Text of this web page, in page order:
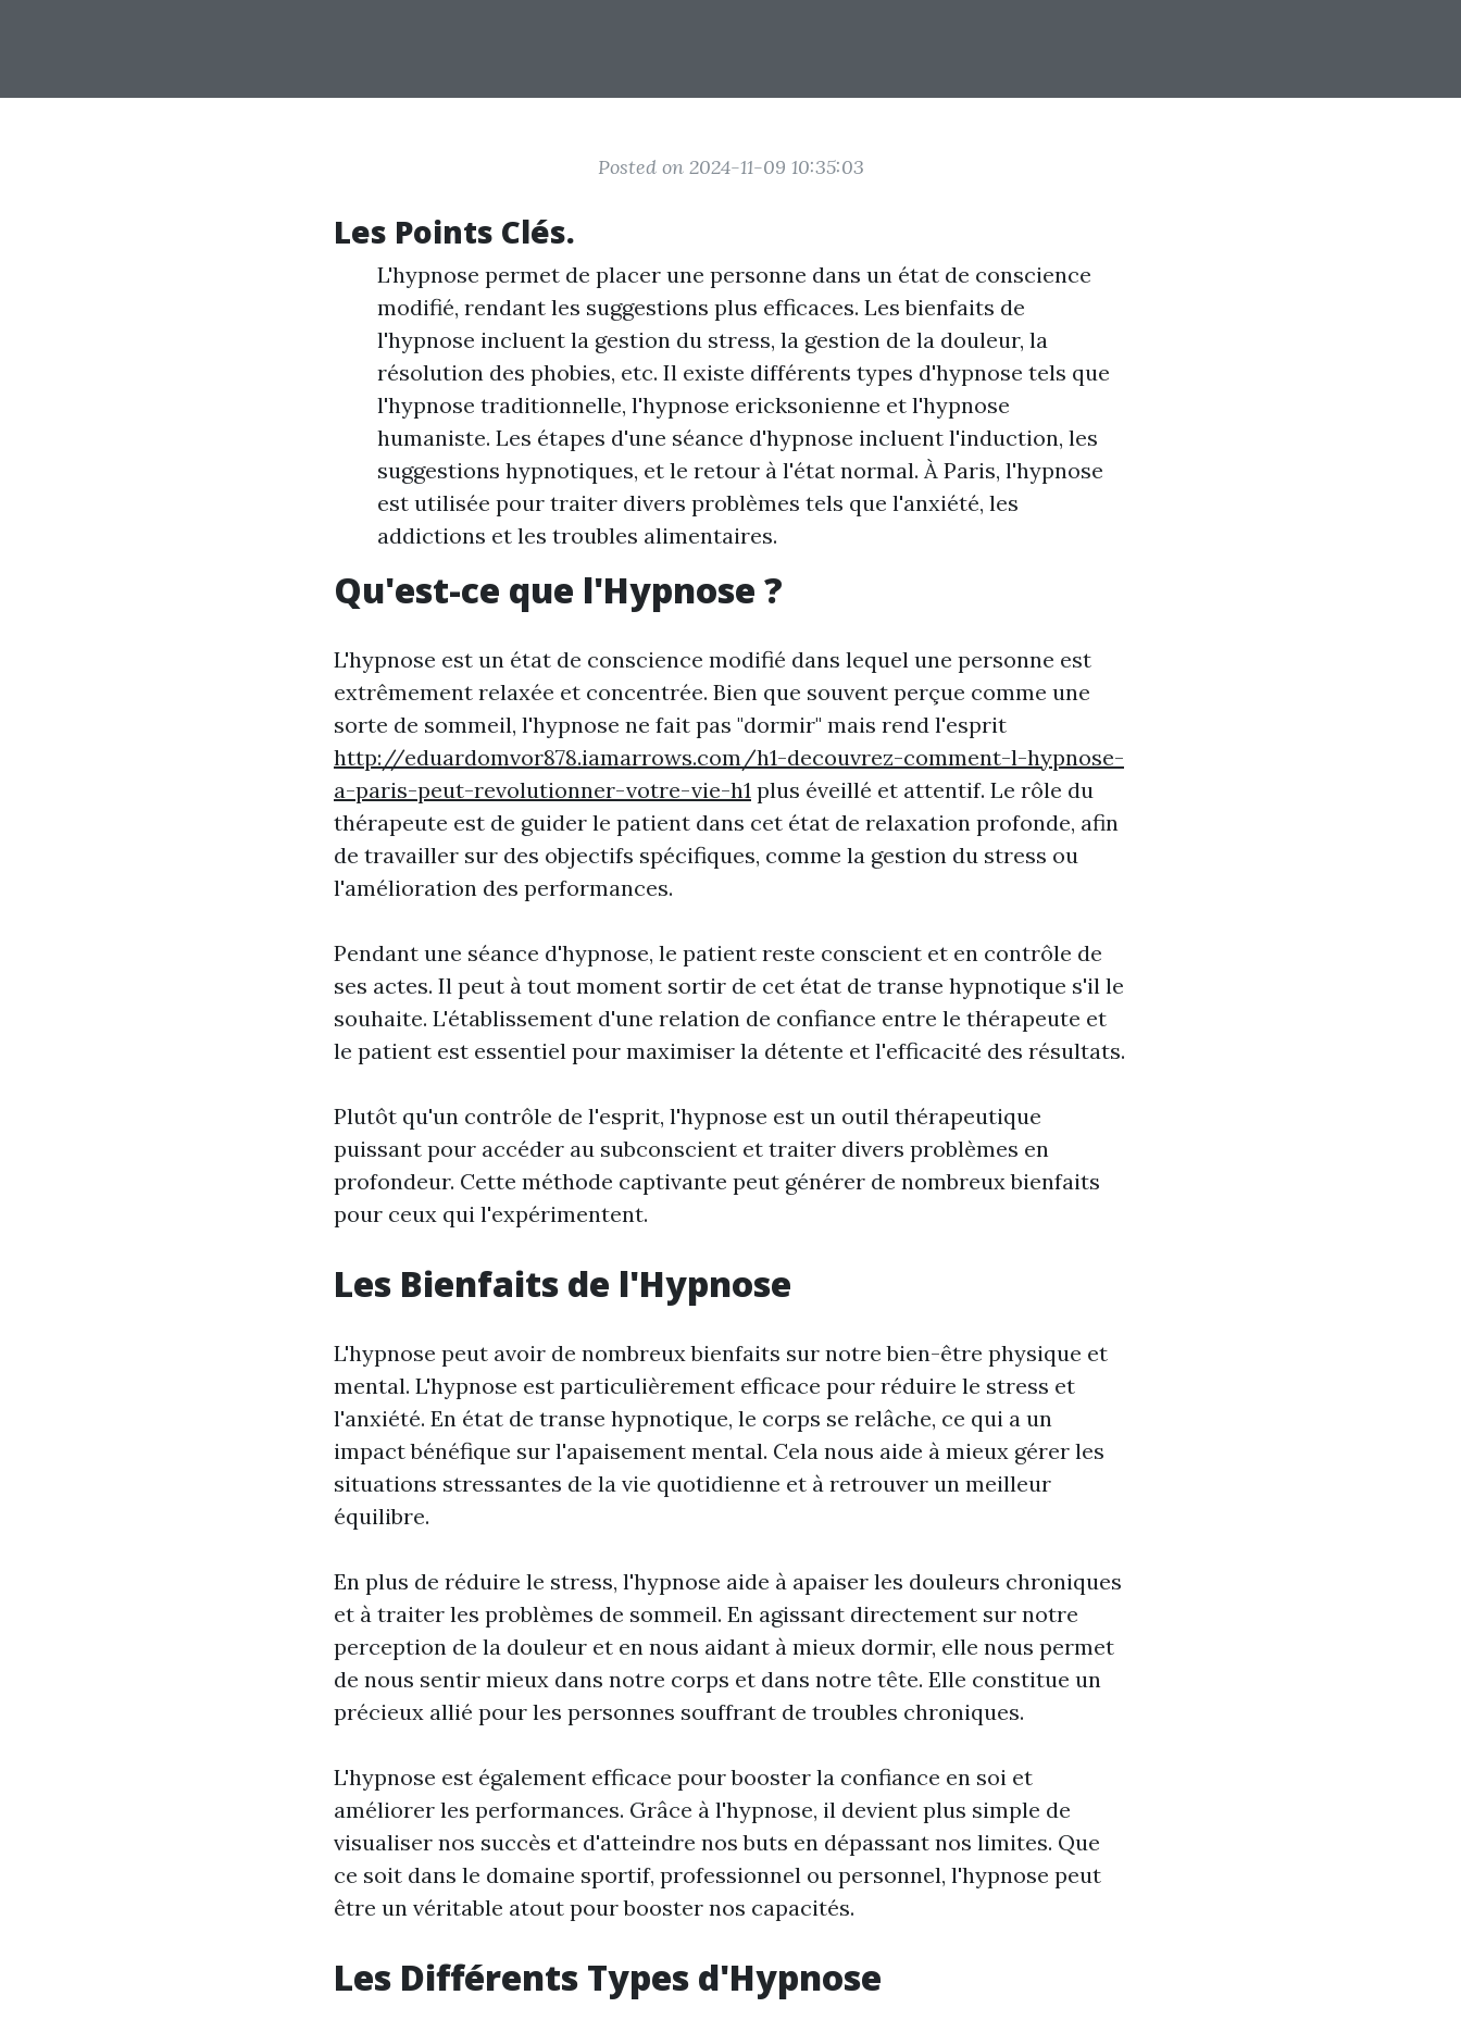
Posted on 2024-11-09 10:35:03
Les Points Clés.
L'hypnose permet de placer une personne dans un état de conscience
modifié, rendant les suggestions plus efficaces. Les bienfaits de
l'hypnose incluent la gestion du stress, la gestion de la douleur, la
résolution des phobies, etc. Il existe différents types d'hypnose tels que
l'hypnose traditionnelle, l'hypnose ericksonienne et l'hypnose
humaniste. Les étapes d'une séance d'hypnose incluent l'induction, les
suggestions hypnotiques, et le retour à l'état normal. À Paris, l'hypnose
est utilisée pour traiter divers problèmes tels que l'anxiété, les
addictions et les troubles alimentaires.
Qu'est-ce que l'Hypnose ?
L'hypnose est un état de conscience modifié dans lequel une personne est
extrêmement relaxée et concentrée. Bien que souvent perçue comme une
sorte de sommeil, l'hypnose ne fait pas "dormir" mais rend l'esprit
http://eduardomvor878.iamarrows.com/h1-decouvrez-comment-l-hypnose-
a-paris-peut-revolutionner-votre-vie-h1 plus éveillé et attentif. Le rôle du
thérapeute est de guider le patient dans cet état de relaxation profonde, afin
de travailler sur des objectifs spécifiques, comme la gestion du stress ou
l'amélioration des performances.
Pendant une séance d'hypnose, le patient reste conscient et en contrôle de
ses actes. Il peut à tout moment sortir de cet état de transe hypnotique s'il le
souhaite. L'établissement d'une relation de confiance entre le thérapeute et
le patient est essentiel pour maximiser la détente et l'efficacité des résultats.
Plutôt qu'un contrôle de l'esprit, l'hypnose est un outil thérapeutique
puissant pour accéder au subconscient et traiter divers problèmes en
profondeur. Cette méthode captivante peut générer de nombreux bienfaits
pour ceux qui l'expérimentent.
Les Bienfaits de l'Hypnose
L'hypnose peut avoir de nombreux bienfaits sur notre bien-être physique et
mental. L'hypnose est particulièrement efficace pour réduire le stress et
l'anxiété. En état de transe hypnotique, le corps se relâche, ce qui a un
impact bénéfique sur l'apaisement mental. Cela nous aide à mieux gérer les
situations stressantes de la vie quotidienne et à retrouver un meilleur
équilibre.
En plus de réduire le stress, l'hypnose aide à apaiser les douleurs chroniques
et à traiter les problèmes de sommeil. En agissant directement sur notre
perception de la douleur et en nous aidant à mieux dormir, elle nous permet
de nous sentir mieux dans notre corps et dans notre tête. Elle constitue un
précieux allié pour les personnes souffrant de troubles chroniques.
L'hypnose est également efficace pour booster la confiance en soi et
améliorer les performances. Grâce à l'hypnose, il devient plus simple de
visualiser nos succès et d'atteindre nos buts en dépassant nos limites. Que
ce soit dans le domaine sportif, professionnel ou personnel, l'hypnose peut
être un véritable atout pour booster nos capacités.
Les Différents Types d'Hypnose